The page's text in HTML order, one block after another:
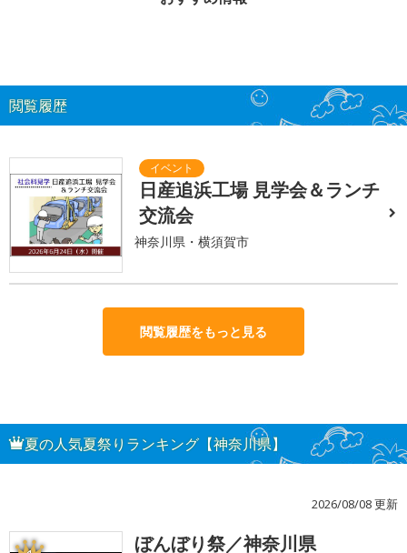
閲覧履歴
日産追浜工場 見学会＆ランチ
交流会
神奈川県・横須賀市
閲覧履歴をもっと見る
夏の人気夏祭りランキング【神奈川県】
2026/08/08 更新
ぼんぼり祭／神奈川県